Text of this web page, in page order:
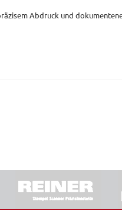
Abdruck und